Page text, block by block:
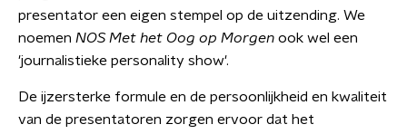
presentator een eigen stempel op de uitzending. We
noemen NOS Met het Oog op Morgen ook wel een
'journalistieke personality show'.
De ijzersterke formule en de persoonlijkheid en kwaliteit
van de presentatoren zorgen ervoor dat het